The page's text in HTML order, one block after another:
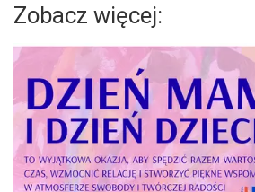
Zobacz więcej: